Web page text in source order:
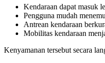
Kendaraan dapat masuk
Pengguna mudah
Antrean kendaraan
Mobilitas kendaraan
Kenyamanan tersebut secara